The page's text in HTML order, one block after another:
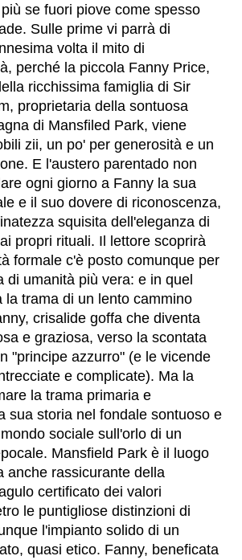
se fuori piove come spesso
Sulle prime vi parrà di
volta il mito di
perché la piccola Fanny Price,
ricchissima famiglia di Sir
proprietaria della sontuosa
di Mansfiled Park, viene
zii, un po' per generosità e un
E l'austero parentado non
ogni giorno a Fanny la sua
e il suo dovere di riconoscenza,
squisita dell'eleganza di
propri rituali. Il lettore scoprirà
formale c'è posto comunque per
di umanità più vera: e in quel
la trama di un lento cammino
crisalide goffa che diventa
e graziosa, verso la scontata
"principe azzurro" (e le vicende
e complicate). Ma la
la trama primaria e
sua storia nel fondale sontuoso e
sociale sull'orlo di un
Mansfield Park è il luogo
anche rassicurante della
certificato dei valori
le puntigliose distinzioni di
l'impianto solido di un
quasi etico. Fanny, beneficata